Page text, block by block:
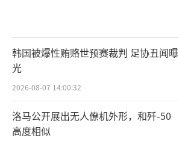
韩国被爆性贿赂世预赛裁判 足协丑闻曝
光
2026-08-07 14:00:32
洛马公开展出无人僚机外形，和歼-50
高度相似